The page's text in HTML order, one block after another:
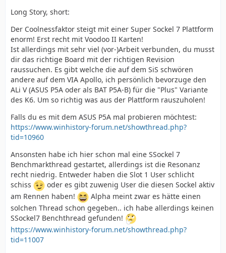
Long Story, short:
Der Coolnessfaktor steigt mit einer Super Sockel 7 Plattform
enorm! Erst recht mit Voodoo II Karten!
Ist allerdings mit sehr viel (vor-)Arbeit verbunden, du musst
dir das richtige Board mit der richtigen Revision
raussuchen. Es gibt welche die auf dem SiS schwören
andere auf dem VIA Apollo, ich persönlich bevorzuge den
ALi V (ASUS P5A oder als BAT P5A-B) für die "Plus" Variante
des K6. Um so richtig was aus der Plattform rauszuholen!
Falls du es mit dem ASUS P5A mal probieren möchtest:
https://www.winhistory-forum.net/showthread.php?
tid=10960
Ansonsten habe ich hier schon mal eine SSockel 7
Benchmarkthread gestartet, allerdings ist die Resonanz
recht niedrig. Entweder haben die Slot 1 User schlicht
schiss
oder es gibt zuwenig User die diesen Sockel aktiv
am Rennen haben!
Alpha meint zwar es hätte einen
solchen Thread schon gegeben.. ich habe allerdings keinen
SSockel7 Benchthread gefunden!
https://www.winhistory-forum.net/showthread.php?
tid=11007